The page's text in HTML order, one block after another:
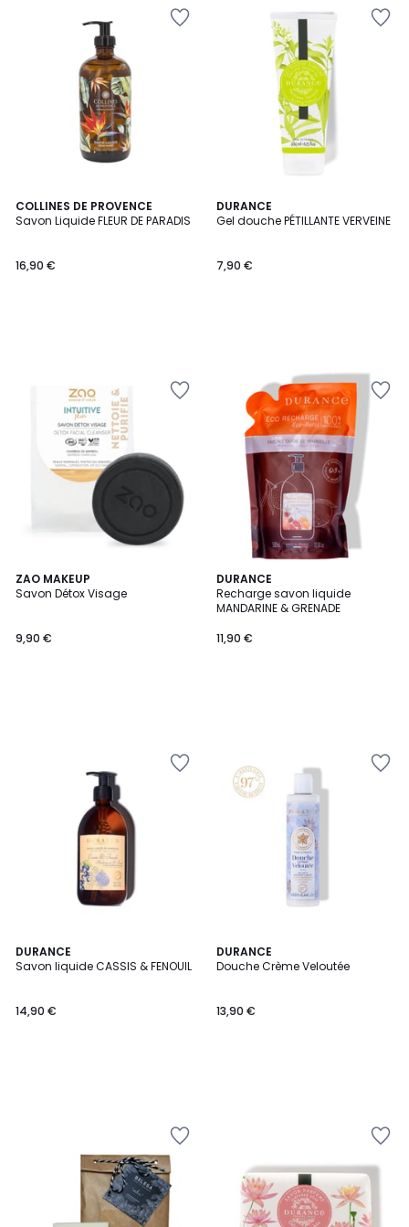
COLLINES DE PROVENCE
Savon Liquide FLEUR DE PARADIS
16,90 €
DURANCE
Gel douche PÉTILLANTE VERVEINE
7,90 €
ZAO MAKEUP
Savon Détox Visage
9,90 €
DURANCE
Recharge savon liquide
MANDARINE & GRENADE
11,90 €
DURANCE
Savon liquide CASSIS & FENOUIL
14,90 €
DURANCE
Douche Crème Veloutée
13,90 €